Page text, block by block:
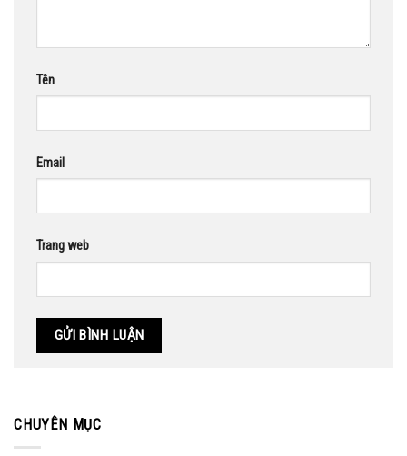
Tên
Email
Trang web
CHUYÊN MỤC